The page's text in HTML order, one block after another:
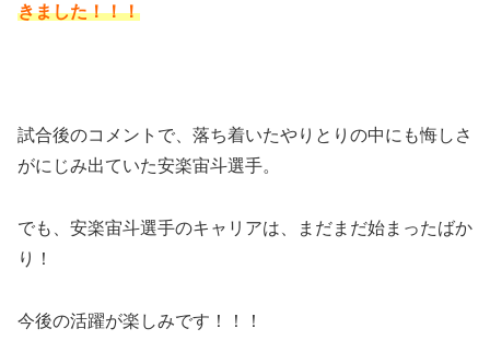
きました！！！
試合後のコメントで、落ち着いたやりとりの中にも悔しさ
がにじみ出ていた安楽宙斗選手。
でも、安楽宙斗選手のキャリアは、まだまだ始まったばか
り！
今後の活躍が楽しみです！！！